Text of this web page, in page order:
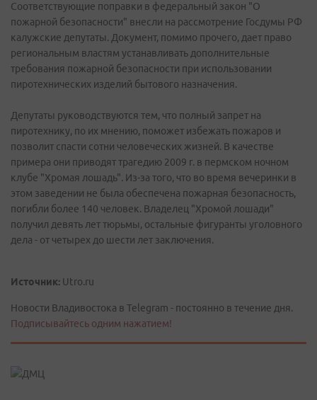
Соответствующие поправки в федеральный закон "О
пожарной безопасности" внесли на рассмотрение Госдумы РФ
калужские депутаты. Документ, помимо прочего, дает право
региональным властям устанавливать дополнительные
требования пожарной безопасности при использовании
пиротехнических изделий бытового назначения.
Депутаты руководствуются тем, что полный запрет на
пиротехнику, по их мнению, поможет избежать пожаров и
позволит спасти сотни человеческих жизней. В качестве
примера они приводят трагедию 2009 г. в пермском ночном
клубе "Хромая лошадь". Из-за того, что во время вечеринки в
этом заведении не была обеспечена пожарная безопасность,
погибли более 140 человек. Владелец "Хромой лошади"
получил девять лет тюрьмы, остальные фигуранты уголовного
дела - от четырех до шести лет заключения.
Источник: Utro.ru
Новости Владивостока в Telegram - постоянно в течение дня.
Подписывайтесь одним нажатием!